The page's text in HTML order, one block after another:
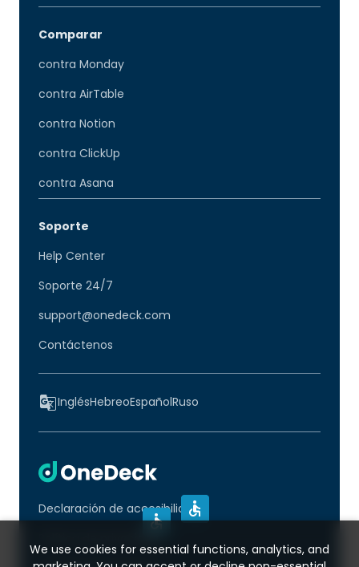
Comparar
contra Monday
contra AirTable
contra Notion
contra ClickUp
contra Asana
Soporte
Help Center
Soporte 24/7
support@onedeck.com
Contáctenos
InglésHebreoEspañolRuso
Declaración de accesibilidad
We use cookies for essential functions, analytics, and